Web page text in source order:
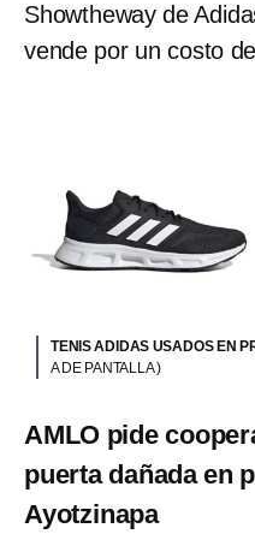
Showtheway de
vende por un costo
TENIS ADIDAS USADOS EN
A DE PANTALLA )
AMLO pide
puerta dañada en
Ayotzinapa